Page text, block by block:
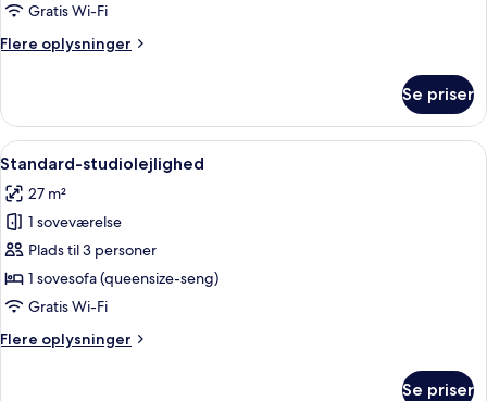
Gratis Wi-Fi
Flere oplysninger
Flere
studiolejlighed
Se priser
Indlæs
alle
billeder
af
Standard-
studiolejlighed
Standard-studiolejlighed | Gratis
2
Standard-studiolejlighed
27 m²
1 soveværelse
Plads til 3 personer
1 sovesofa (queensize-seng)
Gratis Wi-Fi
Flere oplysninger
Flere
Se priser